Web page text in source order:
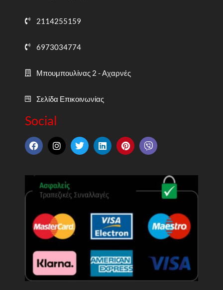
2114255159
6973034774
Μπουμπουλίνας 2 - Αχαρνές
Σελίδα Επικοινωνίας
Social